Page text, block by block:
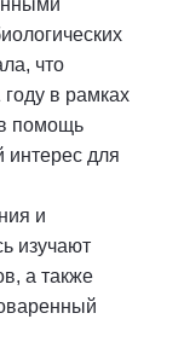
что
в рамках
в помощь
для
и
изучают
а также